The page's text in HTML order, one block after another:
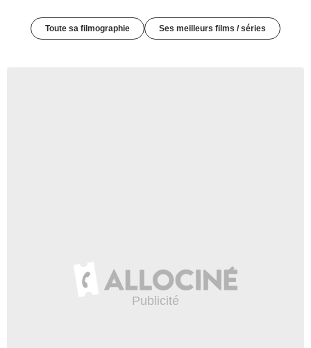
Toute sa filmographie Ses meilleurs films / séries